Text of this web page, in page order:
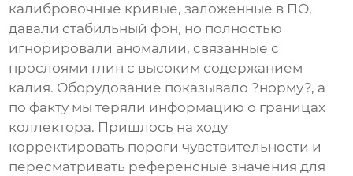
калибровочные кривые, заложенные в ПО,
давали стабильный фон, но полностью
игнорировали аномалии, связанные с
прослоями глин с высоким содержанием
калия. Оборудование показывало ?норму?, а
по факту мы теряли информацию о границах
коллектора. Пришлось на ходу
корректировать пороги чувствительности и
пересматривать референсные значения для